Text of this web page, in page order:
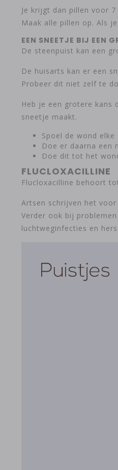
Je krijgt dan pillen voor
Maak alle pillen op. Als
EEN SNEETJE BIJ EEN
De steenpuist kan een
De huisarts kan er een
Probeer dit niet zelf te
Heb je een grotere kans
sneetje maakt.
Spoel de wond
Doe er daarna een
Doe dit tot het
FLUCLOXACILLINE
Flucloxacilline behoort
Artsen schrijven het
Verder ook bij
luchtweginfecties en